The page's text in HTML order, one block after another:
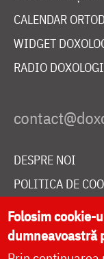
CALENDAR
WIDGET
RADIO
DESPRE NOI
POLITICA DE
DONEAZĂ
Folosim
dumneavoastră